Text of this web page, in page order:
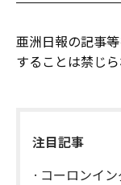
亜洲日報の記事
することは禁じら
注目記事
コーロンイ